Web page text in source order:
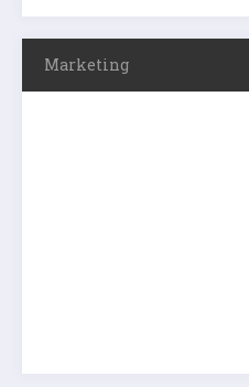
Marketing